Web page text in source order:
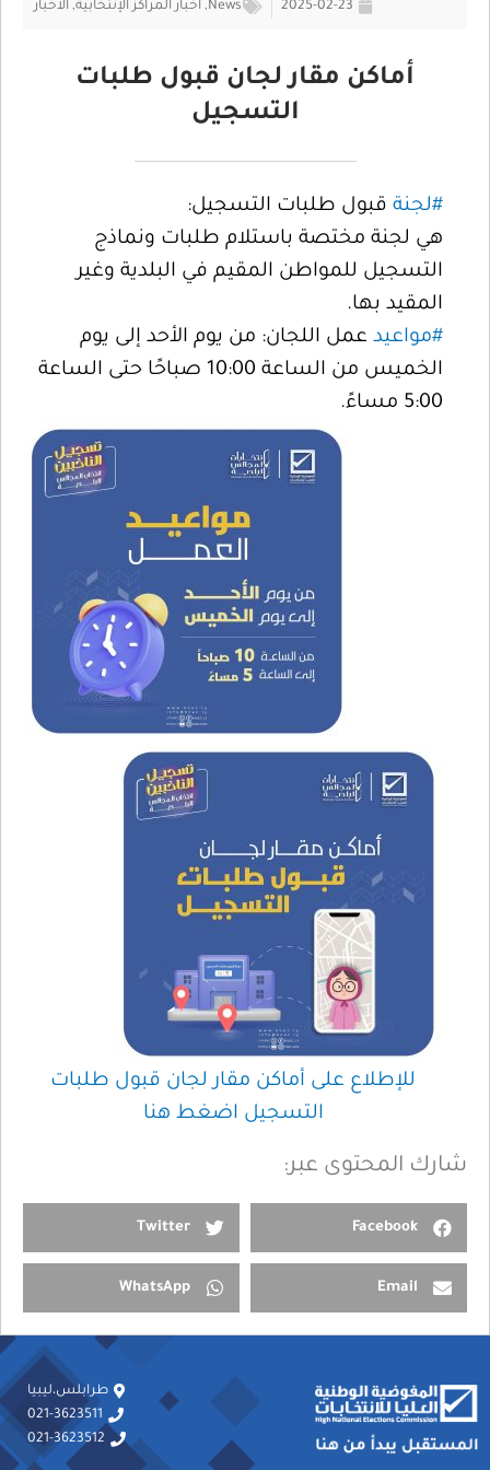
2025-02-23
News
, اخبار المراكز الإنتخابية, الأخبار
أماكن مقار لجان قبول طلبات
التسجيل
#لجنة قبول طلبات التسجيل:
هي لجنة مختصة باستلام طلبات ونماذج
التسجيل للمواطن المقيم في البلدية وغير
المقيد بها.
#مواعيد عمل اللجان: من يوم الأحد إلى يوم
الخميس من الساعة 10:00 صباحًا حتى الساعة
5:00 مساءً.
للإطلاع على أماكن مقار لجان قبول طلبات
التسجيل اضغط هنا
شارك المحتوى عبر:
Facebook
Twitter
Email
WhatsApp
طرابلس،ليبيا
021-3623511
021-3623512